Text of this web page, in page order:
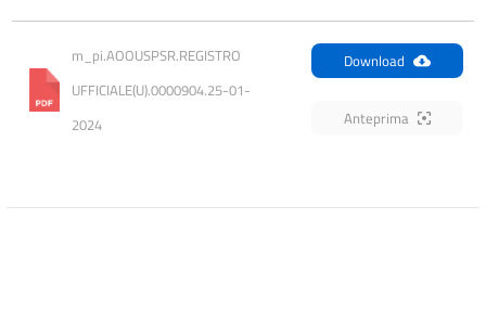
m_pi.AOOUSPSR.REGISTRO
UFFICIALE(U).0000904.25-01-
2024
Download
Anteprima